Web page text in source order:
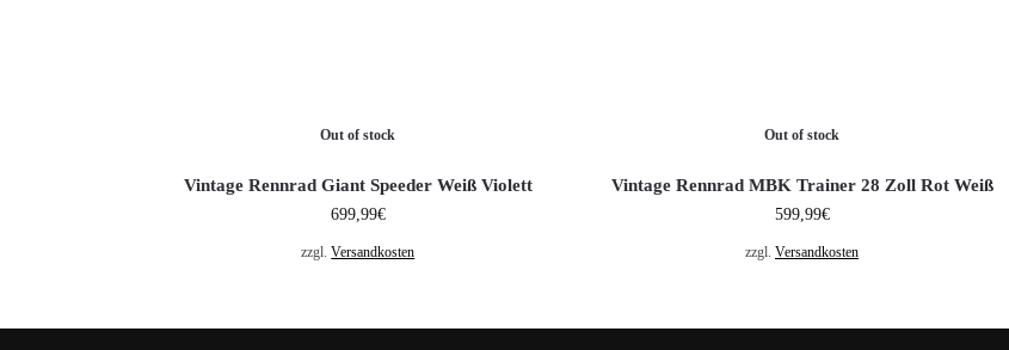
Out of stock
Vintage Rennrad Giant Speeder Weiß Violett
699,99€
zzgl.Versandkosten
Out of stock
Vintage Rennrad MBK Trainer 28 Zoll Rot Weiß
599,99€
zzgl.Versandkosten